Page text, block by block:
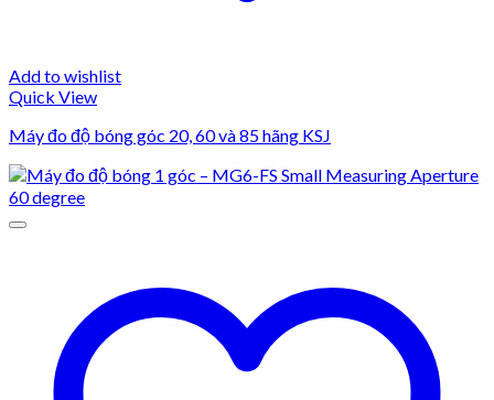
Add to wishlist
Quick View
Máy đo độ bóng góc 20, 60 và 85 hãng KSJ